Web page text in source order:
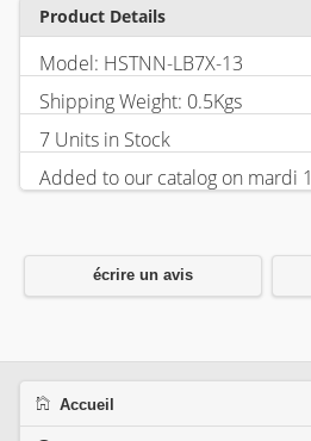
Product Details
Model: HSTNN-LB7X-13
Shipping Weight: 0.5Kgs
7 Units in Stock
Added to our catalog on mardi
écrire un avis
Accueil